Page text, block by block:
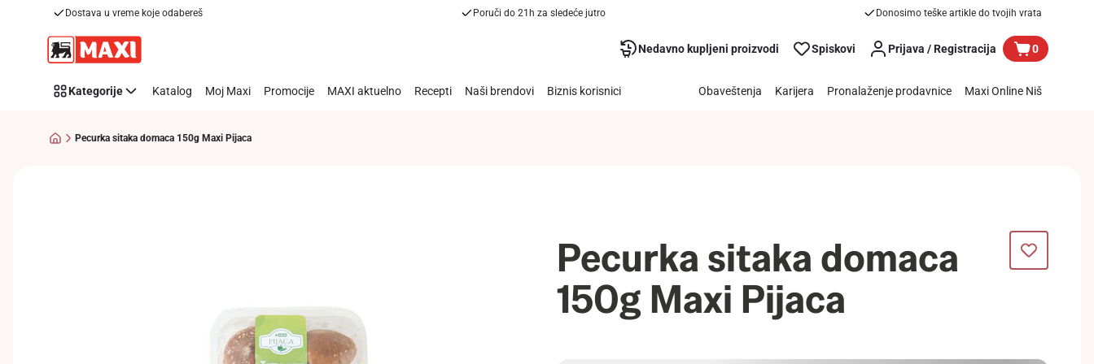
Dostava u vreme koje odabereš Poruči do 21h za sledeće jutro Donosimo teške artikle do tvojih vrata
Nedavno kupljeni proizvodi Spiskovi Prijava / Registracija 0
Kategorije Katalog Moj Maxi Promocije MAXI aktuelno Recepti Naši brendovi Biznis korisnici Obaveštenja Karijera Pronalaženje prodavnice Maxi Online Niš
Pecurka sitaka domaca 150g Maxi Pijaca
Pecurka sitaka domaca
150g Maxi Pijaca